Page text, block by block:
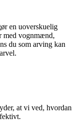
en uoverskuelig
med vognmænd,
du som arving kan
at vi ved, hvordan